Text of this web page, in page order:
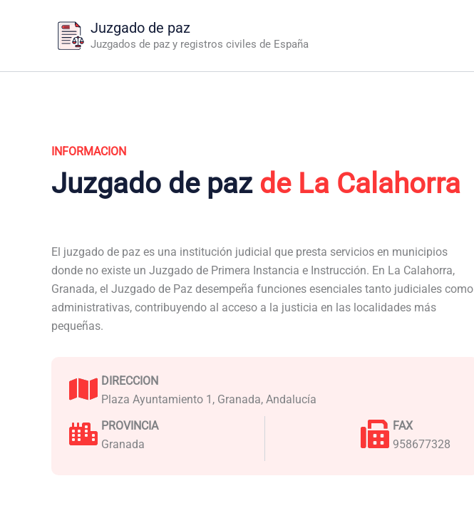
Juzgado de paz
Juzgados de paz y registros civiles de España
INFORMACION
Juzgado de paz de La Calahorra
El juzgado de paz es una institución judicial que presta servicios en municipios
donde no existe un Juzgado de Primera Instancia e Instrucción. En La Calahorra,
Granada, el Juzgado de Paz desempeña funciones esenciales tanto judiciales como
administrativas, contribuyendo al acceso a la justicia en las localidades más
pequeñas.
DIRECCION
Plaza Ayuntamiento 1, Granada, Andalucía
PROVINCIA
Granada
FAX
958677328